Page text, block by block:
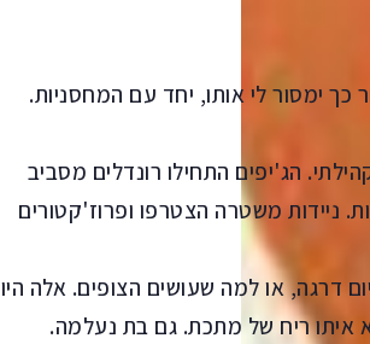
ימסור לי אותו, יחד עם המחסניות.
הג'יפים התחילו רונדלים מסביב
ניידות משטרה הצטרפו ופרוז'קטורים
דרגה, או למה שעושים הצופים. אלה היו
איתו ריח של מתכת. גם בת נעלמה.